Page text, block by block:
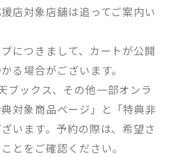
店対象店舗は追ってご案内い
につきまして、カートが公開
る場合がございます。
ックス、その他一部オンラ
対象商品ページ」と「特典非
います。予約の際は、希望さ
とをご確認ください。